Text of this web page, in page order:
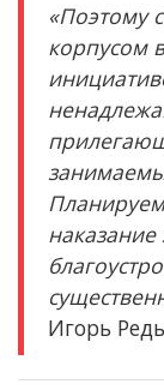
«Поэтому
корпусом
Игорь